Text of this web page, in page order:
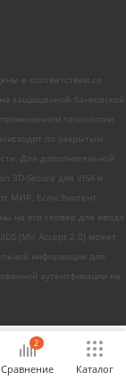
в соответствии со
защищенной банковской
технологии
по закрытым
Для дополнительной
3D-Secure для VISA и
МИР. Если Эмитент
на его сервер для ввода
(Mir Accept 2.0) может
информации для
аутентфикации на
2
Сравнение Каталог